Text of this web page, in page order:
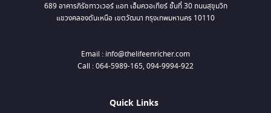
689 อาคารภิรัชทาวเวอร์ แอท เอ็มควอเทียร์ ชั้นที่ 30 ถนนสุขุมวิท
แขวงคลองตันเหนือ เขตวัฒนา กรุงเทพมหานคร 10110
Email : info@thelifeenricher.com
Call : 064-5989-165, 094-9994-922
Quick Links